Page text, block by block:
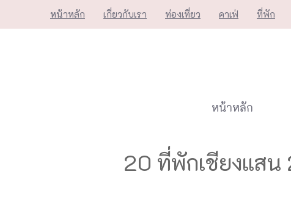
to
หน้าหลัก เกี่ยวกับเรา ท่องเที่ยว คาเฟ่ ที่พัก
หน้าหลัก
20 ที่พักเชียงแสน